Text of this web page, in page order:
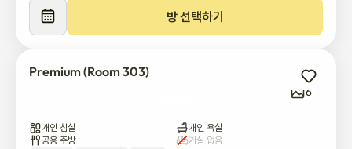
-전문적으로 청소된 공용 공간(주 4회 이상)
-삼성 비스포크 에어드레서
-현대 공유 주방
방 선택하기
Premium (Room 303)
6
개인 침실
개인 욕실
공용 주방
거실 없음